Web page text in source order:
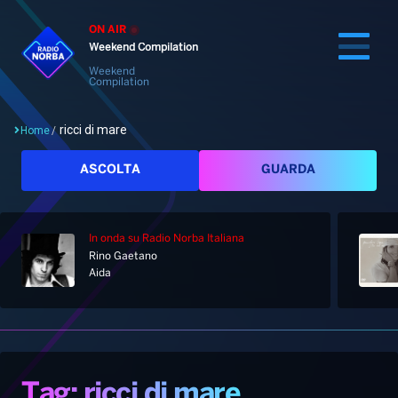
ON AIR
Weekend Compilation
Weekend
Compilation
Home
Palinsesto
Notizie
Home/ ricci di mare
ASCOLTA GUARDA
In onda su Radio Norba Italiana
Rino Gaetano
Aida